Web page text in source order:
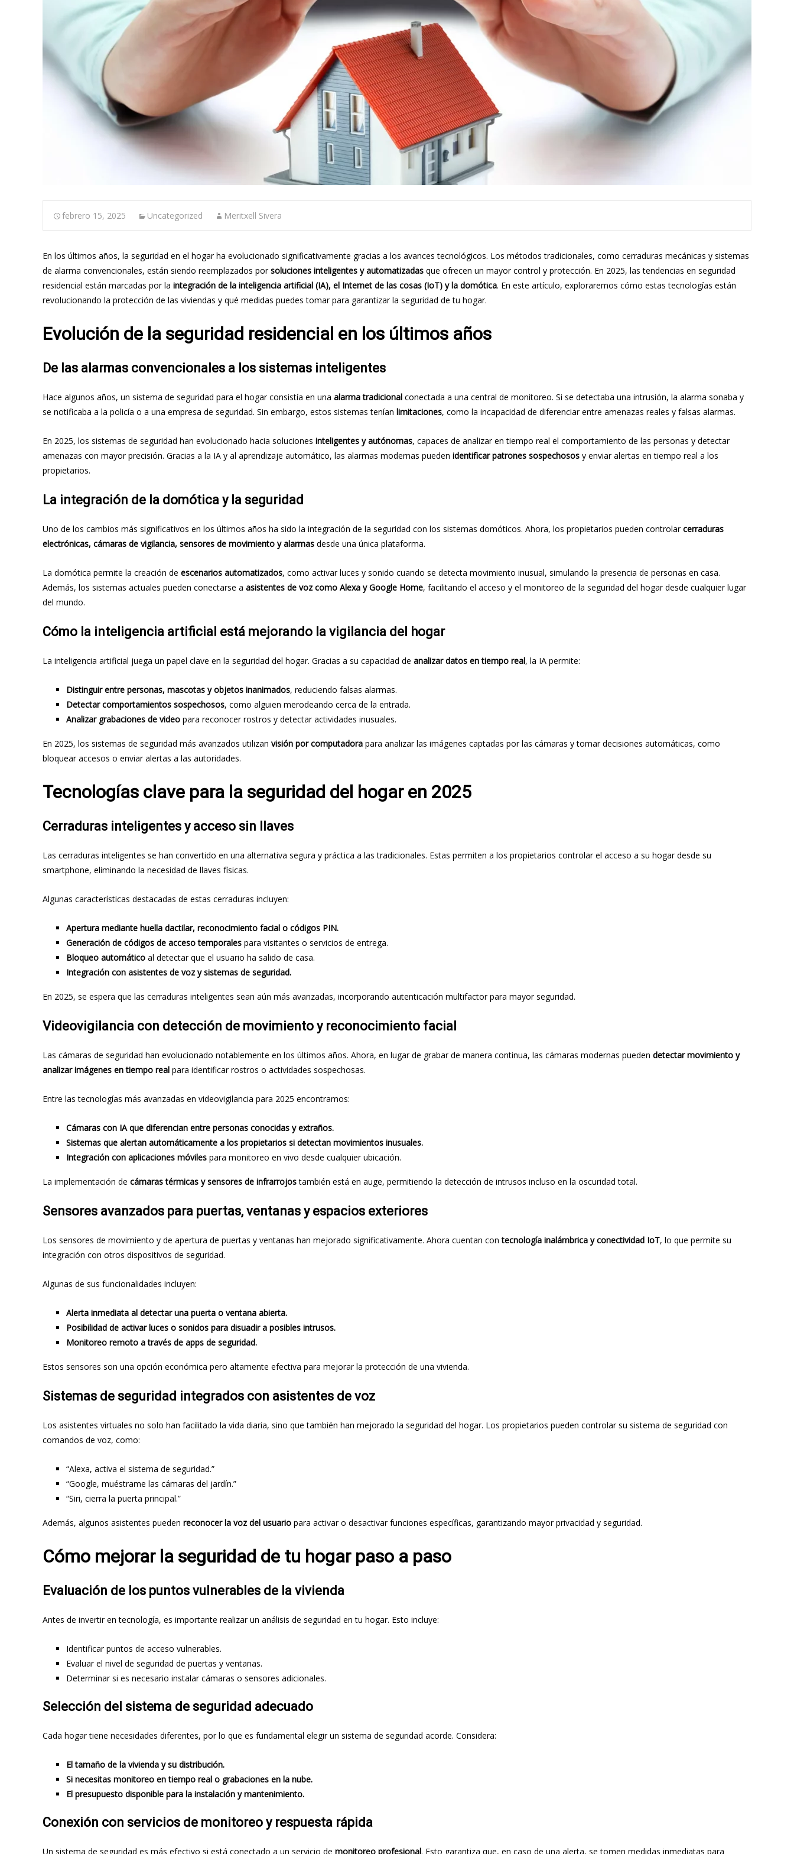
febrero 15, 2025 Uncategorized Meritxell Sivera
En los últimos años, la seguridad en el hogar ha evolucionado significativamente gracias a los avances tecnológicos. Los métodos tradicionales, como cerraduras mecánicas y sistemas
de alarma convencionales, están siendo reemplazados porsoluciones inteligentes y automatizadas que ofrecen un mayor control y protección. En 2025, las tendencias en seguridad
residencial están marcadas por la integración de la inteligencia artificial (IA), el Internet de las cosas (IoT) y la domótica. En este artículo, exploraremos cómo estas tecnologías están
revolucionando la protección de las viviendas y qué medidas puedes tomar para garantizar la seguridad de tu hogar.
Evolución de la seguridad residencial en los últimos años
De las alarmas convencionales a los sistemas inteligentes
Hace algunos años, un sistema de seguridad para el hogar consistía en una alarma tradicional conectada a una central de monitoreo. Si se detectaba una intrusión, la alarma sonaba y
se notificaba a la policía o a una empresa de seguridad. Sin embargo, estos sistemas tenían limitaciones, como la incapacidad de diferenciar entre amenazas reales y falsas alarmas.
En 2025, los sistemas de seguridad han evolucionado hacia soluciones inteligentes y autónomas, capaces de analizar en tiempo real el comportamiento de las personas y detectar
amenazas con mayor precisión. Gracias a la IA y al aprendizaje automático, las alarmas modernas pueden identificar patrones sospechosos y enviar alertas en tiempo real a los
propietarios.
La integración de la domótica y la seguridad
Uno de los cambios más significativos en los últimos años ha sido la integración de la seguridad con los sistemas domóticos. Ahora, los propietarios pueden controlarcerraduras
electrónicas, cámaras de vigilancia, sensores de movimiento y alarmas desde una única plataforma.
La domótica permite la creación de escenarios automatizados, como activar luces y sonido cuando se detecta movimiento inusual, simulando la presencia de personas en casa.
Además, los sistemas actuales pueden conectarse a asistentes de voz como Alexa y Google Home, facilitando el acceso y el monitoreo de la seguridad del hogar desde cualquier lugar
del mundo.
Cómo la inteligencia artificial está mejorando la vigilancia del hogar
La inteligencia artificial juega un papel clave en la seguridad del hogar. Gracias a su capacidad de analizar datos en tiempo real, la IA permite:
Distinguir entre personas, mascotas y objetos inanimados, reduciendo falsas alarmas.
Detectar comportamientos sospechosos, como alguien merodeando cerca de la entrada.
Analizar grabaciones de video para reconocer rostros y detectar actividades inusuales.
En 2025, los sistemas de seguridad más avanzados utilizan visión por computadora para analizar las imágenes captadas por las cámaras y tomar decisiones automáticas, como
bloquear accesos o enviar alertas a las autoridades.
Tecnologías clave para la seguridad del hogar en 2025
Cerraduras inteligentes y acceso sin llaves
Las cerraduras inteligentes se han convertido en una alternativa segura y práctica a las tradicionales. Estas permiten a los propietarios controlar el acceso a su hogar desde su
smartphone, eliminando la necesidad de llaves físicas.
Algunas características destacadas de estas cerraduras incluyen:
Apertura mediante huella dactilar, reconocimiento facial o códigos PIN.
Generación de códigos de acceso temporales para visitantes o servicios de entrega.
Bloqueo automático al detectar que el usuario ha salido de casa.
Integración con asistentes de voz y sistemas de seguridad.
En 2025, se espera que las cerraduras inteligentes sean aún más avanzadas, incorporando autenticación multifactor para mayor seguridad.
Videovigilancia con detección de movimiento y reconocimiento facial
Las cámaras de seguridad han evolucionado notablemente en los últimos años. Ahora, en lugar de grabar de manera continua, las cámaras modernas pueden detectar movimiento y
analizar imágenes en tiempo real para identificar rostros o actividades sospechosas.
Entre las tecnologías más avanzadas en videovigilancia para 2025 encontramos:
Cámaras con IA que diferencian entre personas conocidas y extraños.
Sistemas que alertan automáticamente a los propietarios si detectan movimientos inusuales.
Integración con aplicaciones móviles para monitoreo en vivo desde cualquier ubicación.
La implementación de cámaras térmicas y sensores de infrarrojostambién está en auge, permitiendo la detección de intrusos incluso en la oscuridad total.
Sensores avanzados para puertas, ventanas y espacios exteriores
Los sensores de movimiento y de apertura de puertas y ventanas han mejorado significativamente. Ahora cuentan contecnología inalámbrica y conectividad IoT, lo que permite su
integración con otros dispositivos de seguridad.
Algunas de sus funcionalidades incluyen:
Alerta inmediata al detectar una puerta o ventana abierta.
Posibilidad de activar luces o sonidos para disuadir a posibles intrusos.
Monitoreo remoto a través de apps de seguridad.
Estos sensores son una opción económica pero altamente efectiva para mejorar la protección de una vivienda.
Sistemas de seguridad integrados con asistentes de voz
Los asistentes virtuales no solo han facilitado la vida diaria, sino que también han mejorado la seguridad del hogar. Los propietarios pueden controlar su sistema de seguridad con
comandos de voz, como:
“Alexa, activa el sistema de seguridad.”
“Google, muéstrame las cámaras del jardín.”
“Siri, cierra la puerta principal.”
Además, algunos asistentes pueden reconocer la voz del usuario para activar o desactivar funciones específicas, garantizando mayor privacidad y seguridad.
Cómo mejorar la seguridad de tu hogar paso a paso
Evaluación de los puntos vulnerables de la vivienda
Antes de invertir en tecnología, es importante realizar un análisis de seguridad en tu hogar. Esto incluye:
Identificar puntos de acceso vulnerables.
Evaluar el nivel de seguridad de puertas y ventanas.
Determinar si es necesario instalar cámaras o sensores adicionales.
Selección del sistema de seguridad adecuado
Cada hogar tiene necesidades diferentes, por lo que es fundamental elegir un sistema de seguridad acorde. Considera:
El tamaño de la vivienda y su distribución.
Si necesitas monitoreo en tiempo real o grabaciones en la nube.
El presupuesto disponible para la instalación y mantenimiento.
Conexión con servicios de monitoreo y respuesta rápida
Un sistema de seguridad es más efectivo si está conectado a un servicio de monitoreo profesional. Esto garantiza que, en caso de una alerta, se tomen medidas inmediatas para